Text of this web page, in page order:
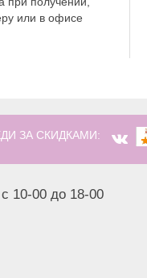
или в офисе
ЗА СКИДКАМИ:
с 10-00 до 18-00